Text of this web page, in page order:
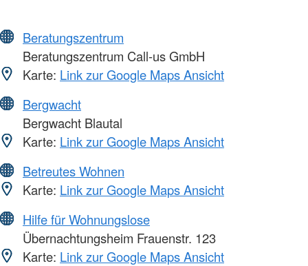
Beratungszentrum
Beratungszentrum Call-us GmbH
Karte: Link zur Google Maps Ansicht
Bergwacht
Bergwacht Blautal
Karte: Link zur Google Maps Ansicht
Betreutes Wohnen
Karte: Link zur Google Maps Ansicht
Hilfe für Wohnungslose
Übernachtungsheim Frauenstr. 123
Karte: Link zur Google Maps Ansicht